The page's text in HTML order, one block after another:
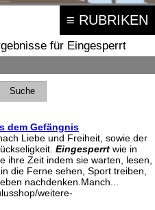
≡ RUBRIKEN
für Eingesperrt
dem Gefängnis
Liebe und Freiheit, sowie der
Eingesperrt wie in
ihre Zeit indem sie warten, lesen,
die Ferne sehen, Sport treiben,
nachdenken.Manch...
weitere-